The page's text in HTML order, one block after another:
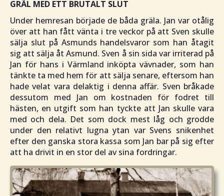
GRÄL MED ETT BRUTALT SLUT
Under hemresan började de båda gräla. Jan var otålig
över att han fått vänta i tre veckor på att Sven skulle
sälja slut på Asmunds handelsvaror som han åtagit
sig att sälja åt Asmund. Sven å sin sida var irriterad på
Jan för hans i Värmland inköpta vävnader, som han
tänkte ta med hem för att sälja senare, eftersom han
hade velat vara delaktig i denna affär. Sven bråkade
dessutom med Jan om kostnaden för fodret till
hästen, en utgift som han tyckte att Jan skulle vara
med och dela. Det som dock mest låg och grodde
under den relativt lugna ytan var Svens snikenhet
efter den ganska stora kassa som Jan bar på sig efter
att ha drivit in en stor del av sina fordringar.